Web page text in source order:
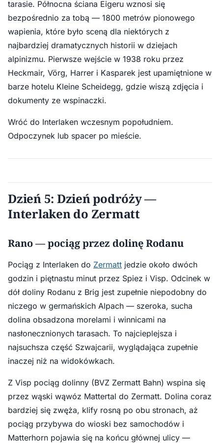
tarasie. Północna ściana Eigeru wznosi się
bezpośrednio za tobą — 1800 metrów pionowego
wapienia, które było sceną dla niektórych z
najbardziej dramatycznych historii w dziejach
alpinizmu. Pierwsze wejście w 1938 roku przez
Heckmair, Vörg, Harrer i Kasparek jest upamiętnione w
barze hotelu Kleine Scheidegg, gdzie wiszą zdjęcia i
dokumenty ze wspinaczki.
Wróć do Interlaken wczesnym popołudniem.
Odpoczynek lub spacer po mieście.
Dzień 5: Dzień podróży —
Interlaken do Zermatt
Rano — pociąg przez dolinę Rodanu
Pociąg z Interlaken do Zermatt jedzie około dwóch
godzin i piętnastu minut przez Spiez i Visp. Odcinek w
dół doliny Rodanu z Brig jest zupełnie niepodobny do
niczego w germańskich Alpach — szeroka, sucha
dolina obsadzona morelami i winnicami na
nasłonecznionych tarasach. To najcieplejsza i
najsuchsza część Szwajcarii, wyglądająca zupełnie
inaczej niż na widokówkach.
Z Visp pociąg dolinny (BVZ Zermatt Bahn) wspina się
przez wąski wąwóz Mattertal do Zermatt. Dolina coraz
bardziej się zwęża, klify rosną po obu stronach, aż
pociąg przybywa do wioski bez samochodów i
Matterhorn pojawia się na końcu głównej ulicy —